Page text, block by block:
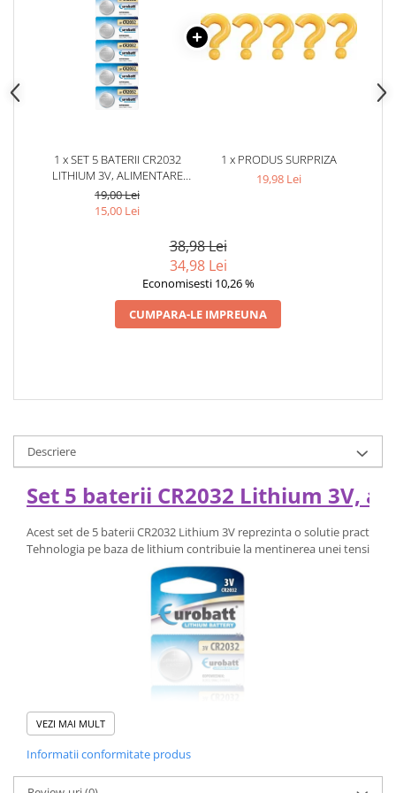
1 x SET 5 BATERII CR2032
LITHIUM 3V, ALIMENTARE
PENTRU TELECOMENZI,
CEASURI SI DISPOZITIVE
19,00 Lei
15,00 Lei
1 x PRODUS SURPRIZA
19,98 Lei
38,98 Lei
34,98 Lei
Economisesti 10,26 %
CUMPARA-LE IMPREUNA
Descriere
Set 5 baterii CR2032 Lithium 3V,
Acest set de 5 baterii CR2032 Lithium 3V reprezinta o solutie
Tehnologia pe baza de lithium contribuie la mentinerea unei tensiuni
VEZI MAI MULT
Informatii conformitate produs